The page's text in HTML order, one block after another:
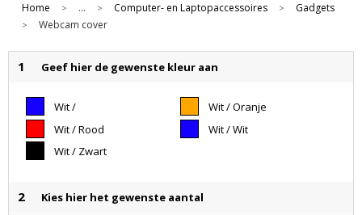
Home > ... > Computer- en Laptopaccessoires > Gadgets
> Webcam cover
1 Geef hier de gewenste kleur aan
Wit /
Donkerblauw
Wit / Oranje
Wit / Rood
Wit / Wit
Wit / Zwart
2 Kies hier het gewenste aantal